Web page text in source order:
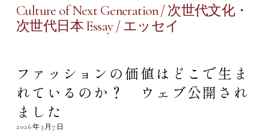
Culture of Next Generation / 次世代文化・
次世代日本 Essay / エッセイ
ファッションの価値はどこで生ま
れているのか？ ウェブ公開され
ました
2026年3月7日